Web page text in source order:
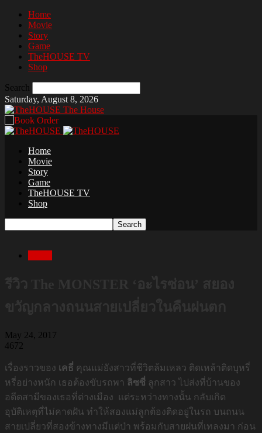
Home
Movie
Story
Game
TheHOUSE TV
Shop
Search
Saturday, August 8, 2026
The House
Home
Movie
Story
Game
TheHOUSE TV
Shop
May 24, 2017
4672
เรื่องราวของ เคธี่ คุณแม่ยังสาวที่ชีวิตล้มเหลว ติดเหล้าติดบุหรี่
หรี่อย่างหนัก เธอต้องขับรถพา ลิซซี่ ลูกสาว ไปส่งที่บ้านของ
อดีตสามีของเธอที่ต่างเมือง แต่ระหว่างทางนั้น กลับเกิด
อุบัติเหตุที่ไม่คาดฝัน ทำให้สองแม่ลูกต้องติดอยู่ในรถ บนถนน
สายเปลี่ยวที่สองข้างทางมีแต่ป่า พร้อมกับสายฝนที่เทลงมา ก่อน